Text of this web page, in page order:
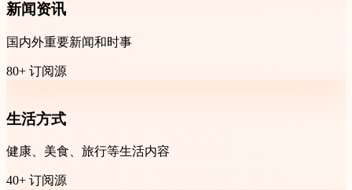
新闻资讯
国内外重要新闻和时事
80+ 订阅源
生活方式
健康、美食、旅行等生活内容
40+ 订阅源